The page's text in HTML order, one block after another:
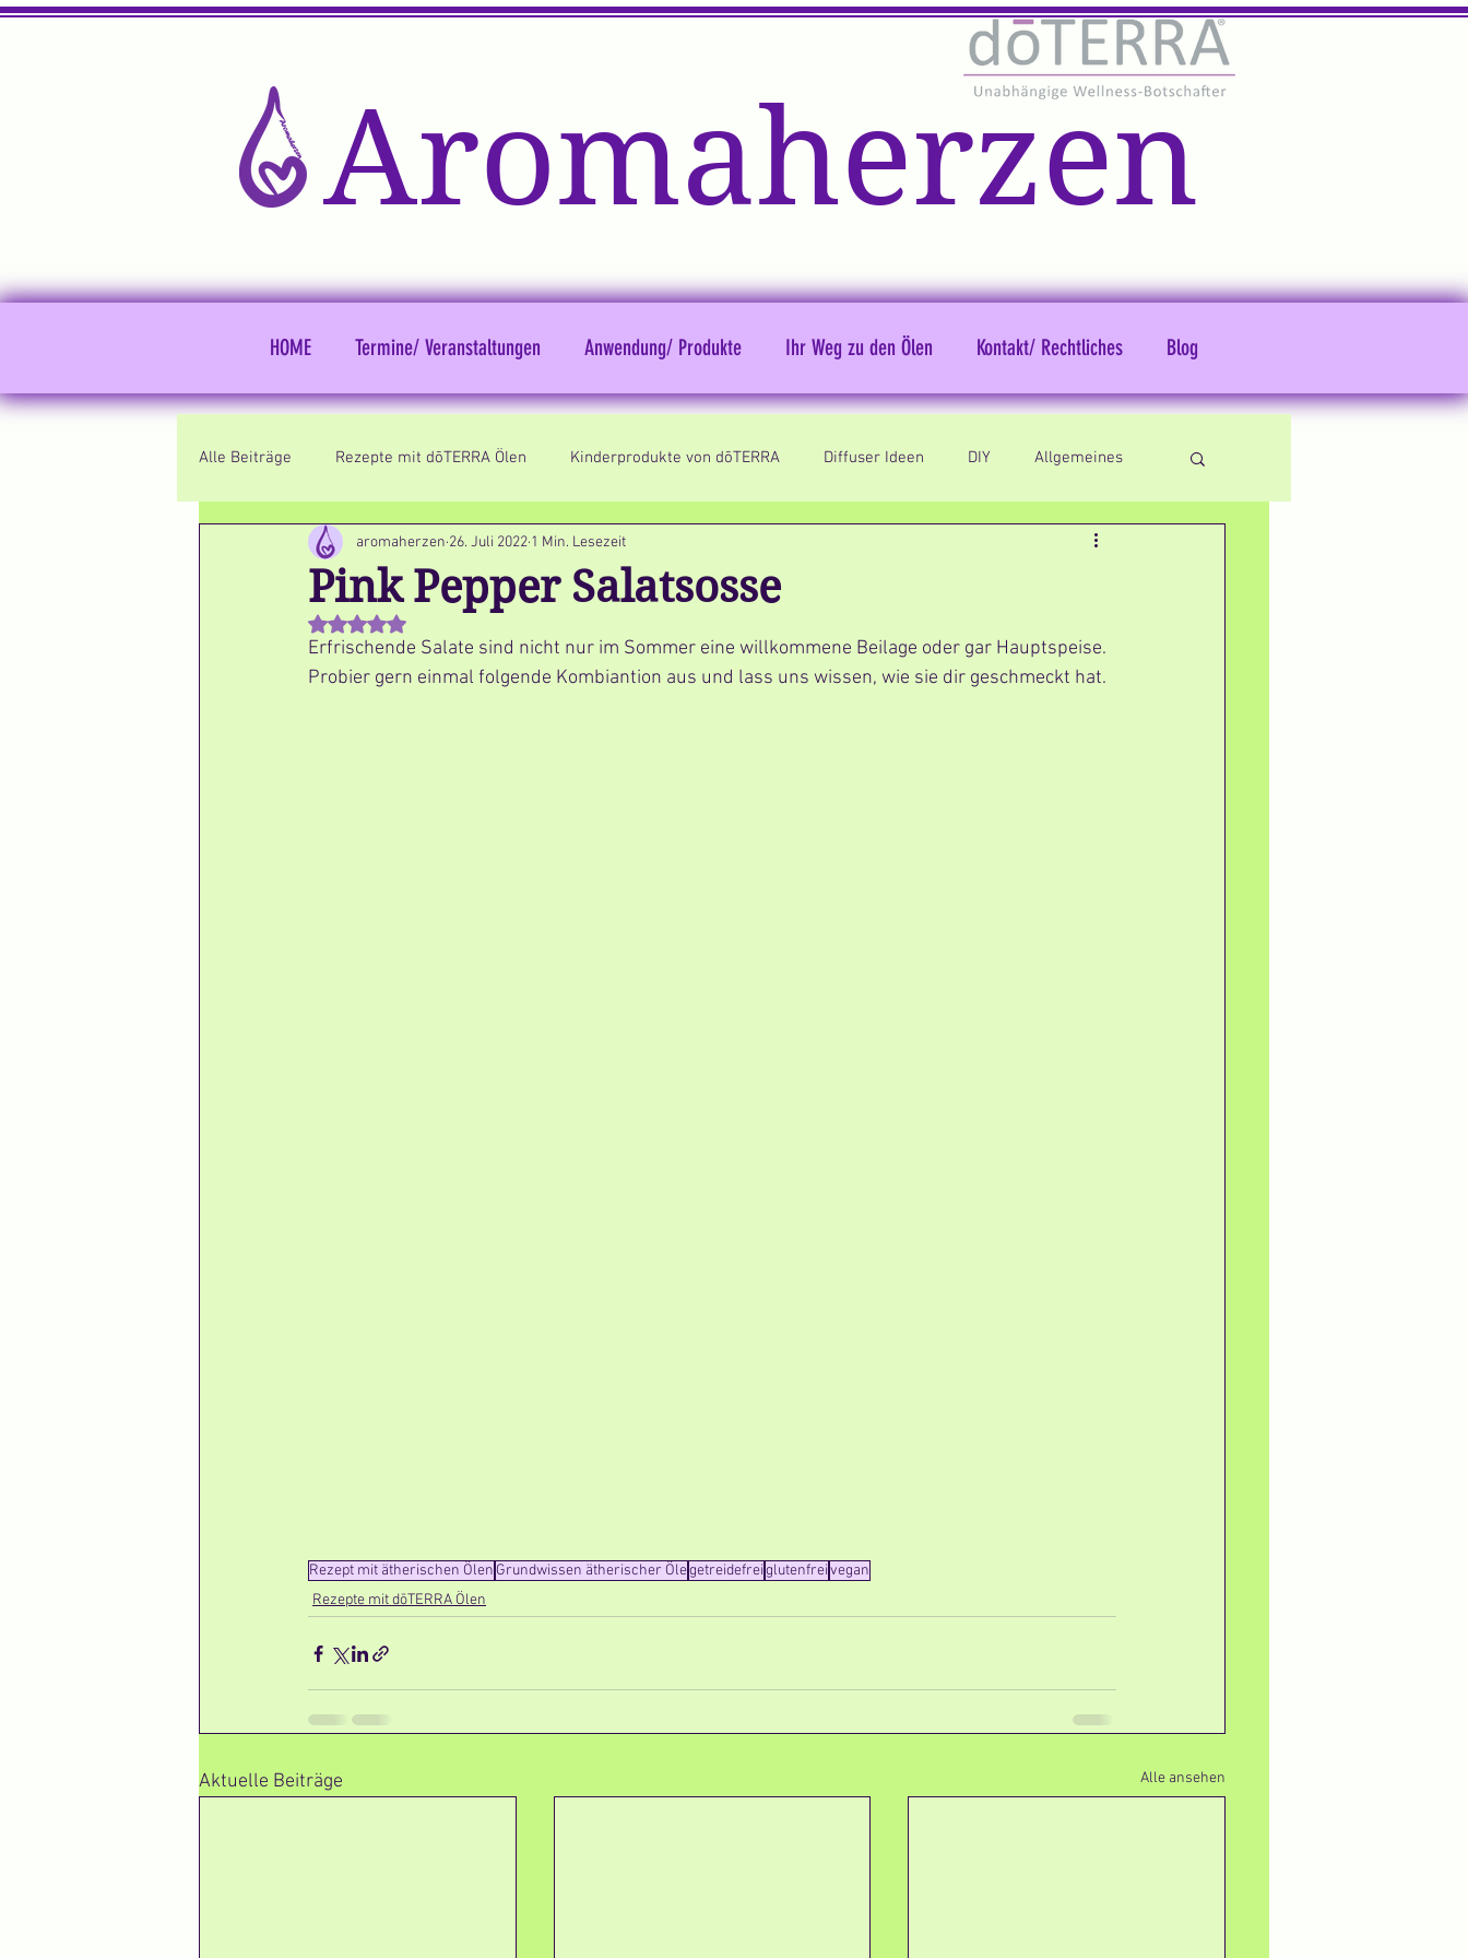
Aromaherzen
HOME Termine/ Veranstaltungen Anwendung/ Produkte Ihr Weg zu den Ölen Kontakt/ Rechtliches Blog
Alle Beiträge Rezepte mit dōTERRA Ölen Kinderprodukte von dōTERRA Diffuser Ideen DIY Allgemeines
Pink Pepper Salatsosse
aromaherzen 26. Juli 2022 1 Min. Lesezeit
Mit NaN von 5 Sternen bewertet.
Erfrischende Salate sind nicht nur im Sommer eine willkommene Beilage oder gar Hauptspeise.
Probier gern einmal folgende Kombiantion aus und lass uns wissen, wie sie dir geschmeckt hat.
Rezept mit ätherischen Ölen Grundwissen ätherischer Ölegetreidefreiglutenfreivegan
Rezepte mit dōTERRA Ölen
Aktuelle Beiträge Alle ansehen